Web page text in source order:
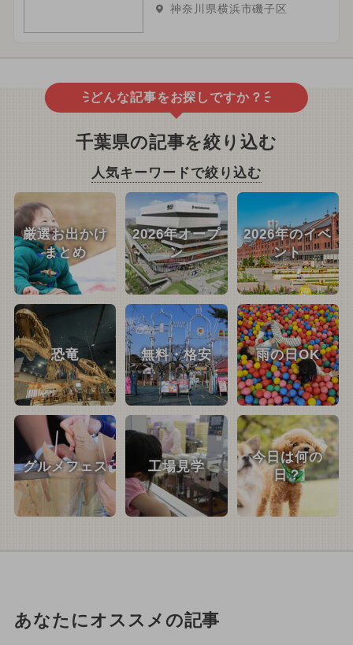
神奈川県横浜市磯子区
どんな記事をお探しですか？
千葉県の記事を絞り込む
人気キーワードで絞り込む
厳選お出かけ
まとめ
2026年オープ
ン
2026年のイベ
ント
恐竜 無料・格安 雨の日OK
グルメフェス 工場見学
今日は何の
日？
あなたにオススメの記事